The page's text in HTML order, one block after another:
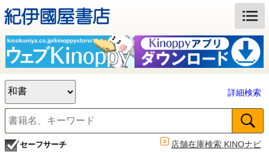
詳細検索
セーフサーチ 店舗在庫検索 KINOナビ